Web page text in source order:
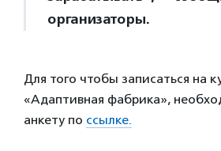
организаторы.
Для того чтобы записаться на
«Адаптивная фабрика»,
анкету по ссылке.